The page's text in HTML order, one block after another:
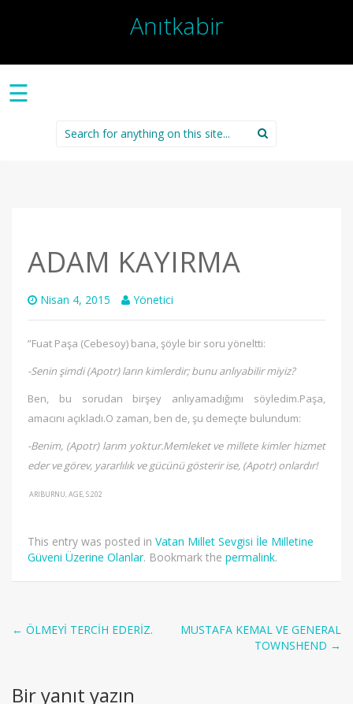
Anıtkabir
☰
Search
for:
ADAM KAYIRMA
Nisan 4, 2015 Yönetici
”Fuat Paşa (Cebesoy) bana, şöyle bir soru yöneltti:
-Senin şimdi (Apotr) ların kimlerdir; bunu anlıyabilir miyiz?
Ben, bu sorudan birşey anlıyamadığımı söyledim.Paşa,
amacını açıkladı.O zaman, ben de, şu demeçte bulundum:
-Benim, (Apotr) larım yoktur.Memleket ve millete kimler hizmet
eder ve görev, yararlılık ve gücünü gösterir ise, (Apotr) onlardır!
ARIBURNU, AGE, S:202
This entry was posted in Vatan Millet Sevgisi İle Milletine
Güveni Üzerine Olanlar. Bookmark the permalink.
Post
← ÖLMEYİ TERCİH EDERİZ.
MUSTAFA KEMAL VE GENERAL
TOWNSHEND →
Bir yanıt yazın